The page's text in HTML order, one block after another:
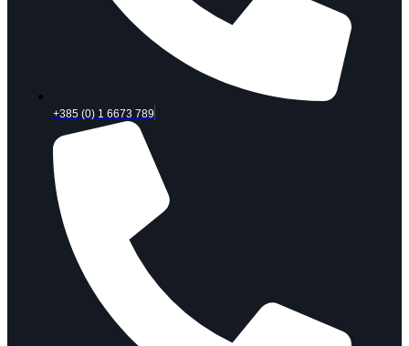
+385 (0) 1 6673 789